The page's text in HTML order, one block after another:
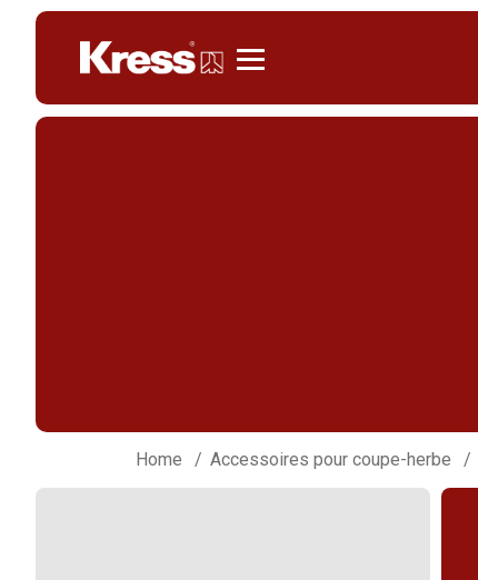
Home Accessoires pour coupe-herbe